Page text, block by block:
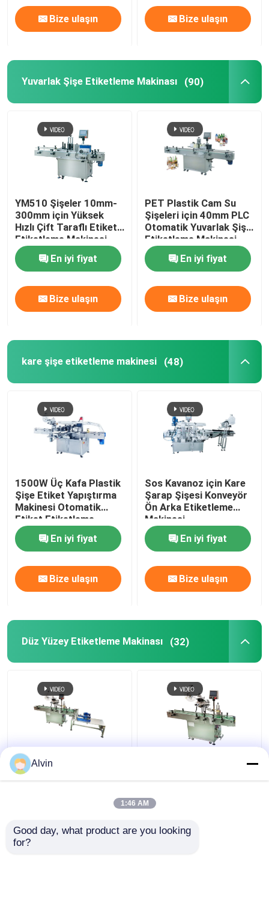
Haberler
Otomatik Etiketleme Makinası
Otomatik Kapatma Makinası
Yuvarlak Şişe Etiketleme Makinası
kare şişe etiketleme makinesi
Düz Yüzey Etiketleme Makinası
Çanta Etiketleme Makinası
Dolum kapatma Makinası
indüksiyon yapıştırma makinesi
Sıvı dolum makinası
Sos Dolum Makinesi
Etiketleme Makinesi Aksesuarları
Özel ambalaj etiketi
Bize ulaşın Bize ulaşın
Yuvarlak Şişe Etiketleme Makinası (90)
YM510 Şişeler 10mm-
300mm için Yüksek
Hızlı Çift Taraflı Etiket
Etiketleme Makinesi
En iyi fiyat
Bize ulaşın
PET Plastik Cam Su
Şişeleri için 40mm PLC
Otomatik Yuvarlak Şişe
Etiketleme Makinesi
En iyi fiyat
Bize ulaşın
kare şişe etiketleme makinesi (48)
1500W Üç Kafa Plastik
Şişe Etiket Yapıştırma
Makinesi Otomatik
Etiket Etiketleme
Makinesi
En iyi fiyat
Bize ulaşın
Sos Kavanoz için Kare
Şarap Şişesi Konveyör
Ön Arka Etiketleme
Makinesi
En iyi fiyat
Bize ulaşın
Düz Yüzey Etiketleme Makinası (32)
Kare Şişe için ODM
Yapışkanlı Etiket Üst ve
Aplikatör Makinesi
400W
Alvin
1:46 AM
Good day, what product are you looking
for?